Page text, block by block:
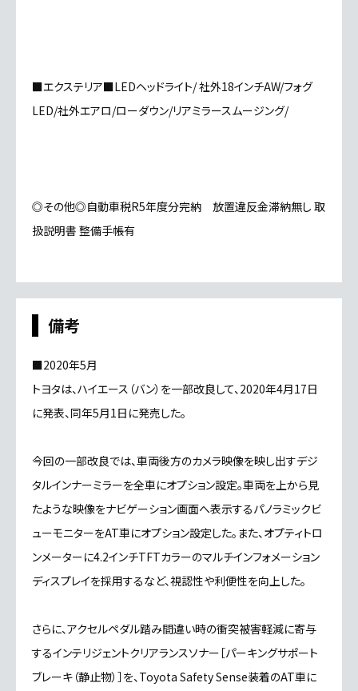
■エクステリア■LEDヘッドライト/ 社外18インチAW/フォグ
LED/社外エアロ/ローダウン/リアミラースムージング/
◎その他◎自動車税R5年度分完納 放置違反金滞納無し 取
扱説明書 整備手帳有
備考
■2020年5月
トヨタは、ハイエース（バン）を一部改良して、2020年4月17日
に発表、同年5月1日に発売した。
今回の一部改良では、車両後方のカメラ映像を映し出すデジ
タルインナーミラーを全車にオプション設定。車両を上から見
たような映像をナビゲーション画面へ表示するパノラミックビ
ューモニターをAT車にオプション設定した。また、オプティトロ
ンメーターに4.2インチTFTカラーのマルチインフォメーション
ディスプレイを採用するなど、視認性や利便性を向上した。
さらに、アクセルペダル踏み間違い時の衝突被害軽減に寄与
するインテリジェントクリアランスソナー［パーキングサポート
ブレーキ（静止物）］を、Toyota Safety Sense装着のAT車に